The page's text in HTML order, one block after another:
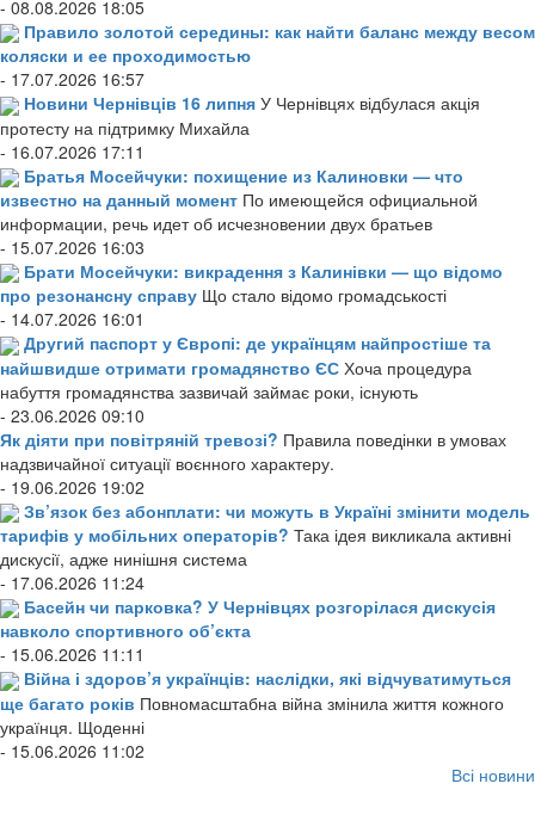
- 08.08.2026 18:05
Правило золотой середины: как найти баланс между весом
коляски и ее проходимостью
- 17.07.2026 16:57
Новини Чернівців 16 липня У Чернівцях відбулася акція
протесту на підтримку Михайла
- 16.07.2026 17:11
Братья Мосейчуки: похищение из Калиновки — что
известно на данный момент По имеющейся официальной
информации, речь идет об исчезновении двух братьев
- 15.07.2026 16:03
Брати Мосейчуки: викрадення з Калинівки — що відомо
про резонансну справу Що стало відомо громадськості
- 14.07.2026 16:01
Другий паспорт у Європі: де українцям найпростіше та
найшвидше отримати громадянство ЄС Хоча процедура
набуття громадянства зазвичай займає роки, існують
- 23.06.2026 09:10
Як діяти при повітряній тревозі? Правила поведінки в умовах
надзвичайної ситуації воєнного характеру.
- 19.06.2026 19:02
Зв’язок без абонплати: чи можуть в Україні змінити модель
тарифів у мобільних операторів? Така ідея викликала активні
дискусії, адже нинішня система
- 17.06.2026 11:24
Басейн чи парковка? У Чернівцях розгорілася дискусія
навколо спортивного об’єкта
- 15.06.2026 11:11
Війна і здоров’я українців: наслідки, які відчуватимуться
ще багато років Повномасштабна війна змінила життя кожного
українця. Щоденні
- 15.06.2026 11:02
Всі новини